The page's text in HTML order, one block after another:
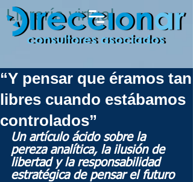
Librería virtual
“Y pensar que éramos tan
libres cuando estábamos
controlados”
Un artículo ácido sobre la
pereza analítica, la ilusión de
libertad y la responsabilidad
estratégica de pensar el futuro